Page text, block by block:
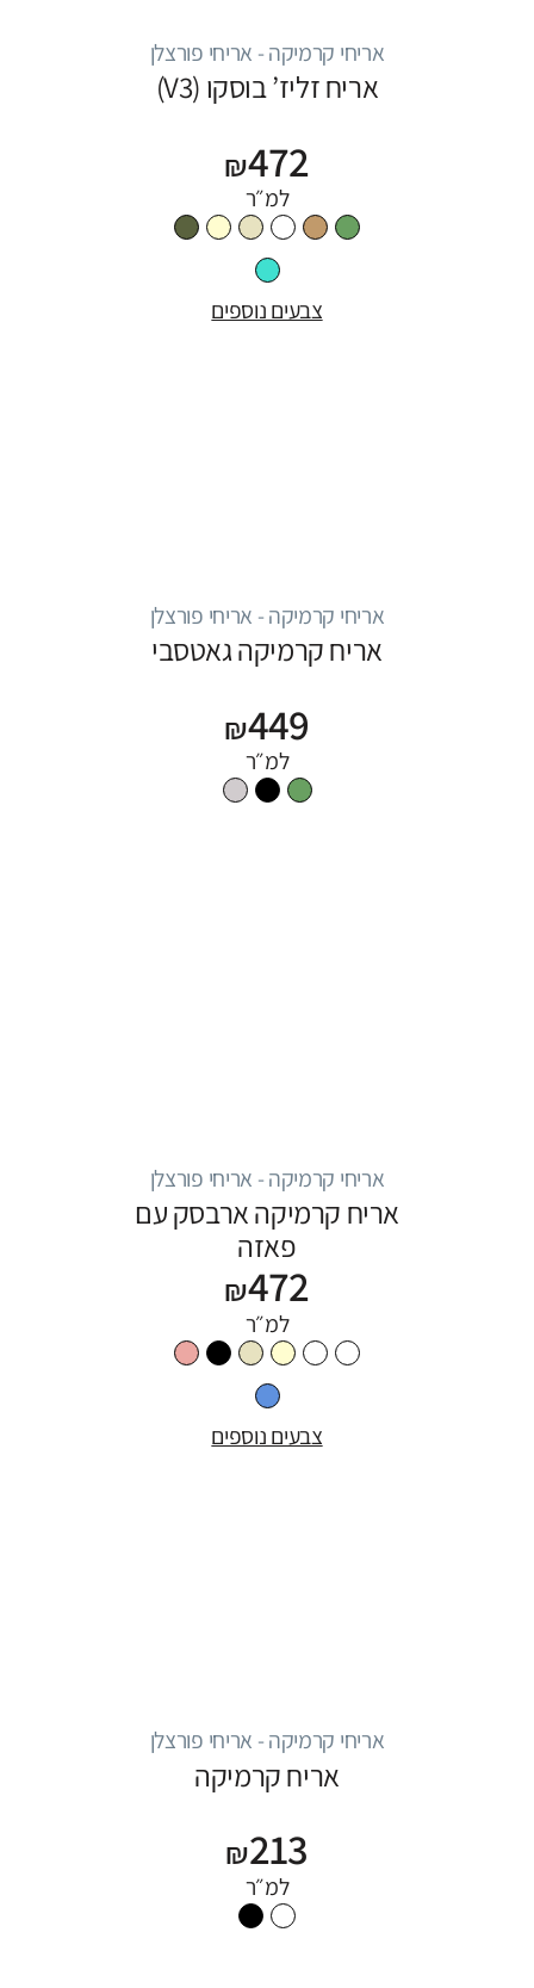
אריחי קרמיקה - אריחי פורצלן
אריח זליז’ בוסקו (V3)
₪472
למ״ר
צבעים נוספים
אריחי קרמיקה - אריחי פורצלן
אריח קרמיקה גאטסבי
₪449
למ״ר
אריחי קרמיקה - אריחי פורצלן
אריח קרמיקה ארבסק עם
פאזה
₪472
למ״ר
צבעים נוספים
אריחי קרמיקה - אריחי פורצלן
אריח קרמיקה
₪213
למ״ר